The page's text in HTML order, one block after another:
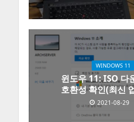
WINDOWS 11
윈도우 11: ISO 다
호환성 확인(최신
2021-08-29